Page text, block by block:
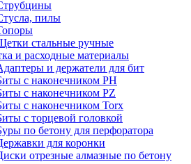
пилы
стальные ручные
и расходные материалы
и держатели для бит
с наконечником PH
с наконечником PZ
с наконечником Torx
с торцевой головкой
по бетону для перфоратора
для коронки
отрезные алмазные по бетону